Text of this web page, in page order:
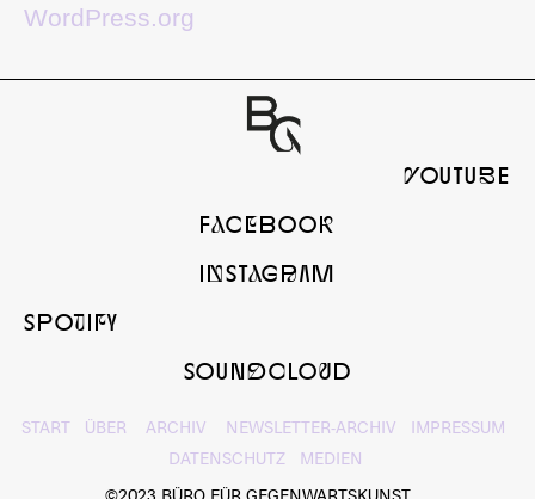
WordPress.org
yOUTUbE
FaCeBOOk
InSTaGrAM
SPOtIfY
SOUNdcLOuD
STARTÜBER ARCHIV NEWSLETTER-ARCHIV
IMPRESSUM
DATENSCHUTZ
MEDIEN